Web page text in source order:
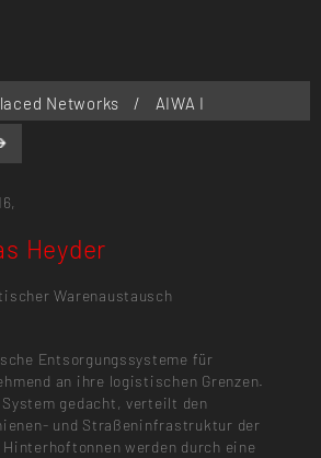
Networks /
AIWA I
Heyder
Warenaustausch
Entsorgungssysteme für
an ihre logistischen Grenzen.
gedacht, verteilt den
und Straßeninfrastruktur der
werden durch eine